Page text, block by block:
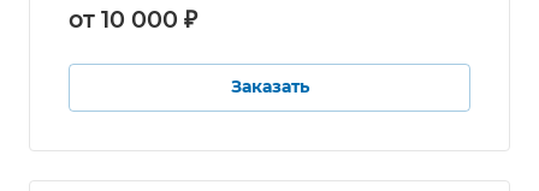
от 10 000 ₽
Заказать